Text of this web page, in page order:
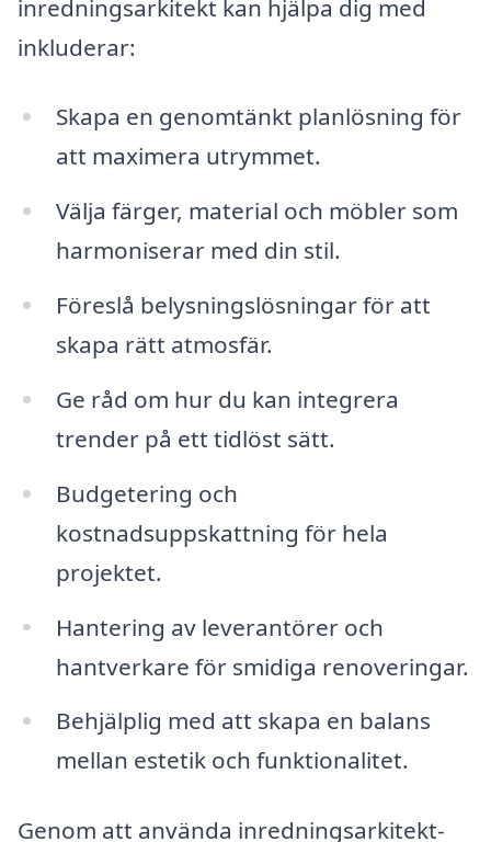
inredningsarkitekt kan hjälpa dig med
inkluderar:
Skapa en genomtänkt planlösning för
att maximera utrymmet.
Välja färger, material och möbler som
harmoniserar med din stil.
Föreslå belysningslösningar för att
skapa rätt atmosfär.
Ge råd om hur du kan integrera
trender på ett tidlöst sätt.
Budgetering och
kostnadsuppskattning för hela
projektet.
Hantering av leverantörer och
hantverkare för smidiga renoveringar.
Behjälplig med att skapa en balans
mellan estetik och funktionalitet.
Genom att använda inredningsarkitekt-